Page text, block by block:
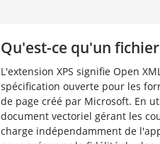
Qu'est-ce qu'un fichier
L'extension XPS signifie Open
spécification ouverte pour les
de page créé par Microsoft. En
document vectoriel gérant les
charge indépendamment de